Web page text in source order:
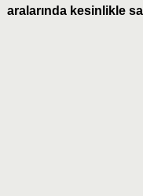
aralarında kesinlikle